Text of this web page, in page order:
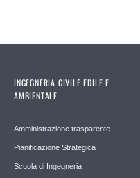
INGEGNERIA CIVILE EDILE E
AMBIENTALE
Amministrazione trasparente
Pianificazione Strategica
Scuola di Ingegneria